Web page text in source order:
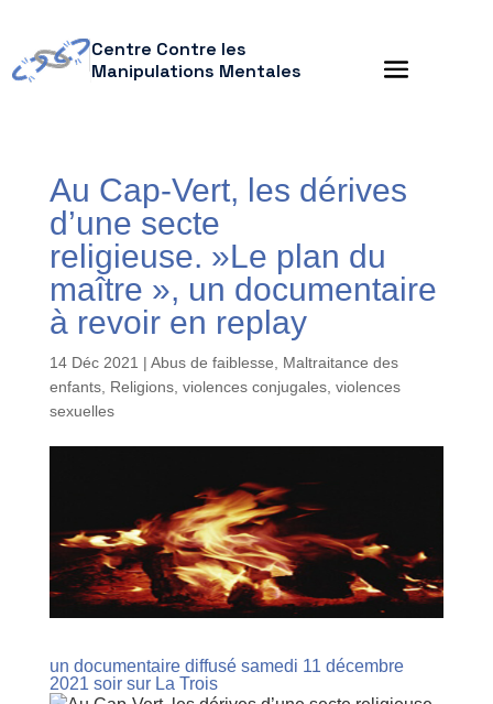
Centre Contre les
Manipulations Mentales
Au Cap-Vert, les dérives
d’une secte
religieuse. »Le plan du
maître », un documentaire
à revoir en replay
14 Déc 2021 | Abus de faiblesse
Maltraitance des
enfants, Religions, violences conjugales, violences
sexuelles
un documentaire diffusé samedi 11 décembre
2021 soir sur La Trois